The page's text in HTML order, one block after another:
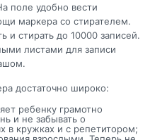
поле удобно вести
маркера со стирателем.
и стирать до 10000 записей.
листами для записи
достаточно широко:
ребенку грамотно
и не забывать о
в кружках и с репетитором;